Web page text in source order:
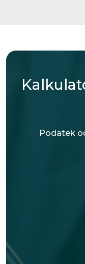
Podatek